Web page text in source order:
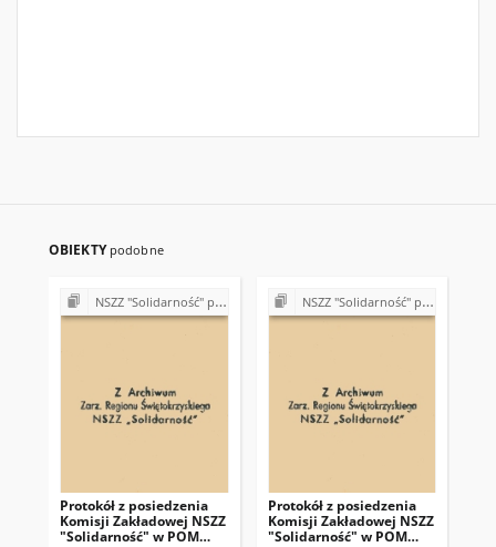
OBIEKTY podobne
NSZZ "Solidarność" przy Państwowym Ośrodku Maszynowym w Topoli
Protokół z posiedzenia
Komisji Zakładowej NSZZ
"Solidarność" w POM
NSZZ "Solidarność" przy Państwowym Ośrodku Maszynowym w Topoli
Protokół z posiedzenia
Komisji Zakładowej NSZZ
"Solidarność" w POM